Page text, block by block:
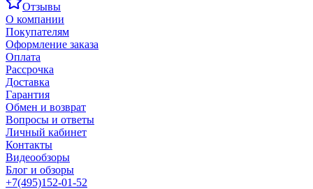
Отзывы
О компании
Покупателям
Оформление заказа
Оплата
Рассрочка
Доставка
Гарантия
Обмен и возврат
Вопросы и ответы
Личный кабинет
Контакты
Видеообзоры
Блог и обзоры
+7(495)152-01-52